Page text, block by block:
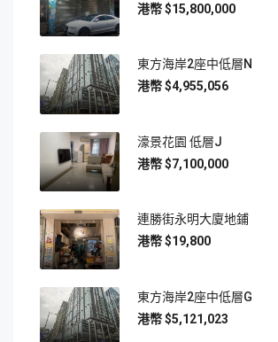
$15,800,000
東方海岸2座中低層N
$4,955,056
濠景花園 低層J
$7,100,000
連勝街永明大廈地鋪
$19,800
東方海岸2座中低層G
$5,121,023